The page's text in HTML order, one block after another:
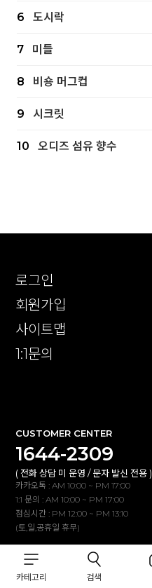
카테고리 검색
6 도시락
7 미들
8 비숑 머그컵
9 시크릿
10 오디즈 섬유 향수
로그인
회원가입
사이트맵
1:1문의
CUSTOMER CENTER
1644-2309
( 전화 상담 미 운영 / 문자 발신 전용 )
카카오톡 : AM 10:00 ~ PM 17:00
1:1 문의 : AM 10:00 ~ PM 17:00
점심시간 : PM 12:00 ~ PM 13:10
(토,일,공휴일 휴무)
BANK INFO